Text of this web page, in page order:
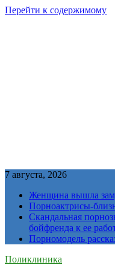
Перейти к содержимому
7 августа, 2026
Женщина вышла
Порноактрисы-
Скандальная
бойфренда к ее
Порномодель
Поликлиника